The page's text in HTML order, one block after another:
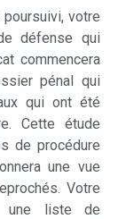
votre
défense qui
commencera
pénal qui
qui ont été
Cette étude
de procédure
une vue
Votre
une liste de